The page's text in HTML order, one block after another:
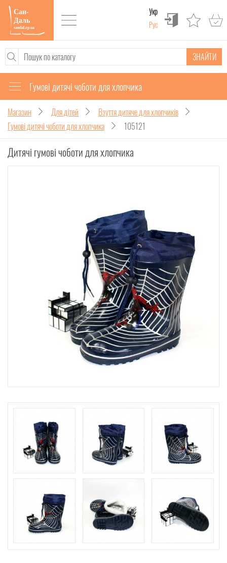
Укр
Рус
ЗНАЙТИ
Гумові дитячі чоботи для хлопчика
Магазин Для дітей
Взуття дитяче для хлопчиків
Гумові дитячі чоботи для хлопчика
105121
Дитячі гумові чоботи для хлопчика